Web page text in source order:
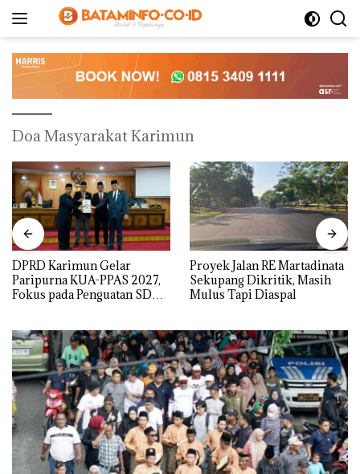
Doa Masyarakat Karimun
DPRD Karimun Gelar
Paripurna KUA-PPAS 2027,
Fokus pada Penguatan SDM,
Proyek Jalan RE Martadinata
Sekupang Dikritik, Masih
Mulus Tapi Diaspal